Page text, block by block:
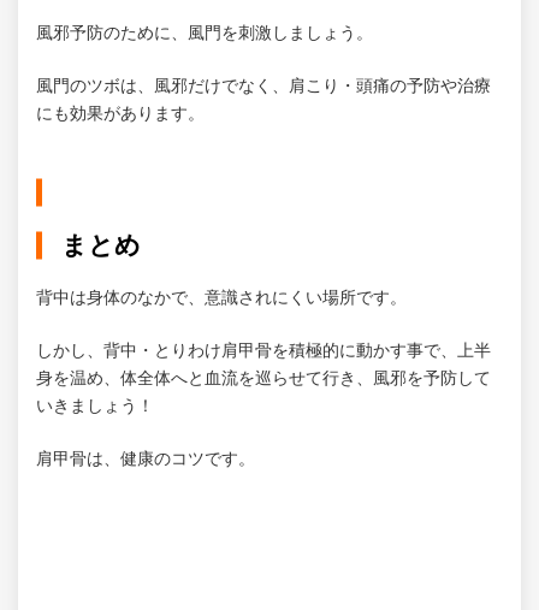
風邪予防のために、風門を刺激しましょう。
風門のツボは、風邪だけでなく、肩こり・頭痛の予防や治療
にも効果があります。
まとめ
背中は身体のなかで、意識されにくい場所です。
しかし、背中・とりわけ肩甲骨を積極的に動かす事で、上半
身を温め、体全体へと血流を巡らせて行き、風邪を予防して
いきましょう！
肩甲骨は、健康のコツです。